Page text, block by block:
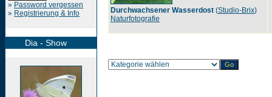
» Password vergessen
» Registrierung & Info
Dia - Show
Durchwachsener Wasserdost (Studio-Brix)
Naturfotografie